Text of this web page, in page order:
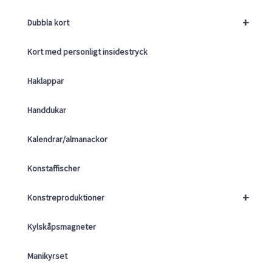
+
Dubbla kort
Kort med personligt insidestryck
Haklappar
Handdukar
Kalendrar/almanackor
Konstaffischer
+
Konstreproduktioner
Kylskåpsmagneter
Manikyrset